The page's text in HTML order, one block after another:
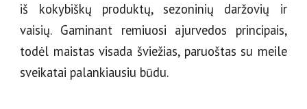
iš kokybiškų produktų, sezoninių daržovių ir
vaisių. Gaminant remiuosi ajurvedos principais,
todėl maistas visada šviežias, paruoštas su meile
sveikatai palankiausiu būdu.